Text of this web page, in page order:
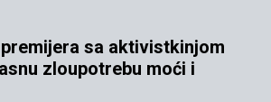
sa aktivistkinjom
zloupotrebu moći i